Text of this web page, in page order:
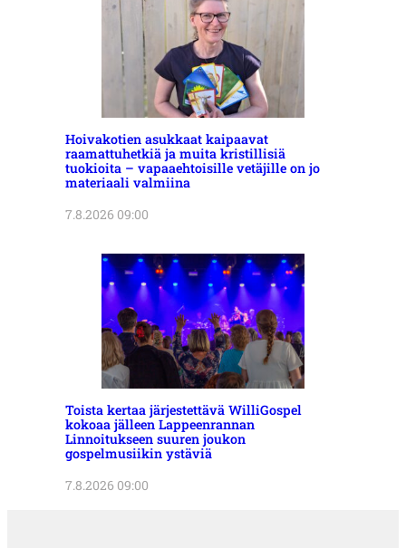
Hoivakotien asukkaat kaipaavat
raamattuhetkiä ja muita kristillisiä
tuokioita – vapaaehtoisille vetäjille on jo
materiaali valmiina
7.8.2026 09:00
Toista kertaa järjestettävä WilliGospel
kokoaa jälleen Lappeenrannan
Linnoitukseen suuren joukon
gospelmusiikin ystäviä
7.8.2026 09:00